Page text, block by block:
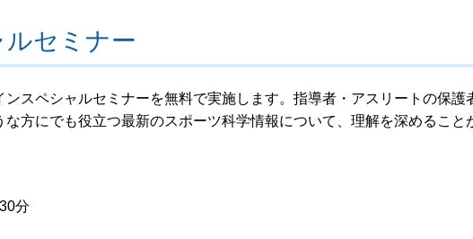
セミナー
スペシャルセミナーを無料で実施します。指導者・アスリートの保護
方にでも役立つ最新のスポーツ科学情報について、理解を深めること
分